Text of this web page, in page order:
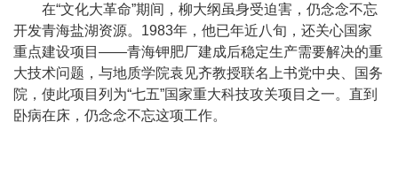
在“文化大革命”期间，柳大纲虽身受迫害，仍念念不忘
开发青海盐湖资源。 1983年，他已年近八旬，还关心国家
重点建设项目——青海钾肥厂建成后稳定生产需要解决的重
大技术问题，与地质学院袁见齐教授联名上书党中央、国务
院，使此项目列为“七五”国家重大科技攻关项目之一。直到
卧病在床，仍念念不忘这项工作。